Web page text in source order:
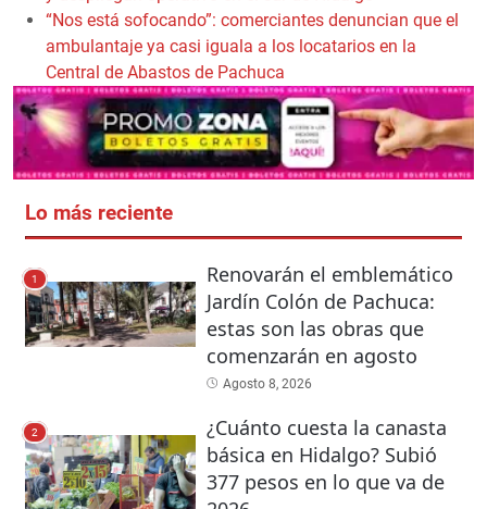
“Nos está sofocando”: comerciantes denuncian que el
ambulantaje ya casi iguala a los locatarios en la
Central de Abastos de Pachuca
Lo más reciente
1
Renovarán el emblemático
Jardín Colón de Pachuca:
estas son las obras que
comenzarán en agosto
Agosto 8, 2026
2
¿Cuánto cuesta la canasta
básica en Hidalgo? Subió
377 pesos en lo que va de